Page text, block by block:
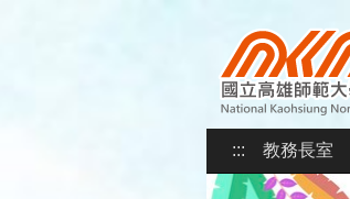
::: 教務長室